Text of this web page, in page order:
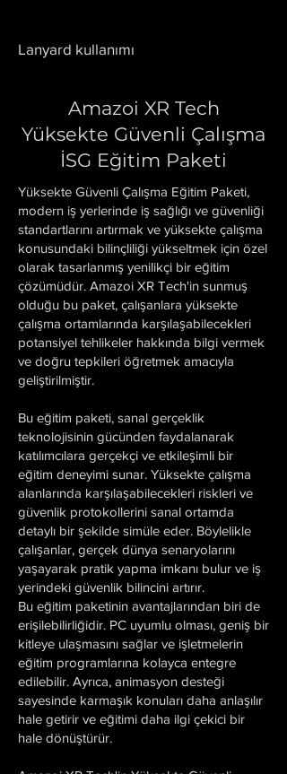
Lanyard kullanımı
Amazoi XR Tech
Yüksekte Güvenli Çalışma
İSG Eğitim Paketi
Yüksekte Güvenli Çalışma Eğitim Paketi,
modern iş yerlerinde iş sağlığı ve güvenliği
standartlarını artırmak ve yüksekte çalışma
konusundaki bilinçliliği yükseltmek için özel
olarak tasarlanmış yenilikçi bir eğitim
çözümüdür. Amazoi XR Tech'in sunmuş
olduğu bu paket, çalışanlara yüksekte
çalışma ortamlarında karşılaşabilecekleri
potansiyel tehlikeler hakkında bilgi vermek
ve doğru tepkileri öğretmek amacıyla
geliştirilmiştir.
Bu eğitim paketi, sanal gerçeklik
teknolojisinin gücünden faydalanarak
katılımcılara gerçekçi ve etkileşimli bir
eğitim deneyimi sunar. Yüksekte çalışma
alanlarında karşılaşabilecekleri riskleri ve
güvenlik protokollerini sanal ortamda
detaylı bir şekilde simüle eder. Böylelikle
çalışanlar, gerçek dünya senaryolarını
yaşayarak pratik yapma imkanı bulur ve iş
yerindeki güvenlik bilincini artırır.
Bu eğitim paketinin avantajlarından biri de
erişilebilirliğidir. PC uyumlu olması, geniş bir
kitleye ulaşmasını sağlar ve işletmelerin
eğitim programlarına kolayca entegre
edilebilir. Ayrıca, animasyon desteği
sayesinde karmaşık konuları daha anlaşılır
hale getirir ve eğitimi daha ilgi çekici bir
hale dönüştürür.